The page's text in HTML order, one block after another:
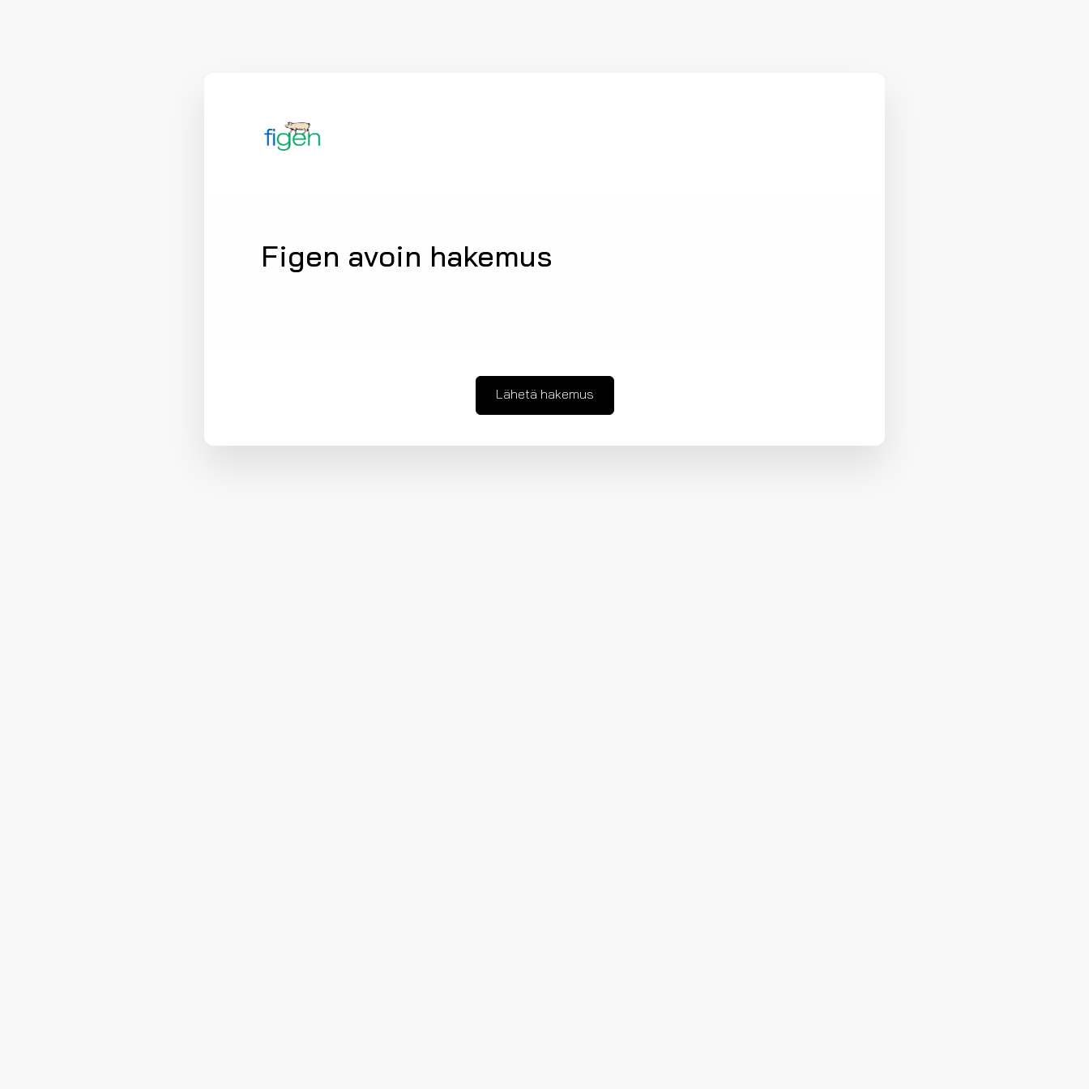
Figen avoin hakemus